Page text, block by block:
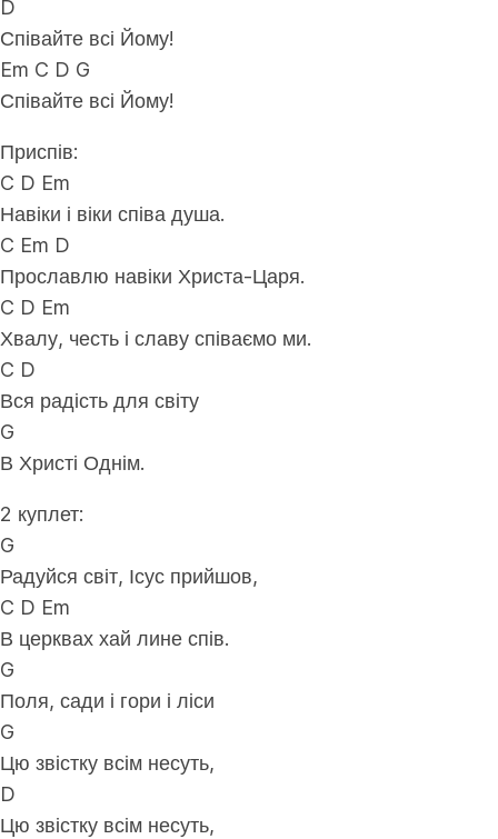
D
Співайте всі Йому!
Em C D G
Співайте всі Йому!
Приспів:
C D Em
Навіки і віки співа душа.
C Em D
Прославлю навіки Христа-Царя.
C D Em
Хвалу, честь і славу співаємо ми.
C D
Вся радість для світу
G
В Христі Однім.
2 куплет:
G
Радуйся світ, Ісус прийшов,
C D Em
В церквах хай лине спів.
G
Поля, сади і гори і ліси
G
Цю звістку всім несуть,
D
Цю звістку всім несуть,